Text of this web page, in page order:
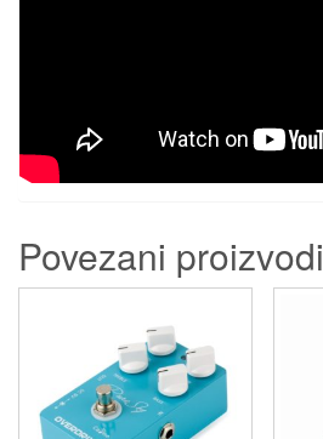
Povezani proizvodi